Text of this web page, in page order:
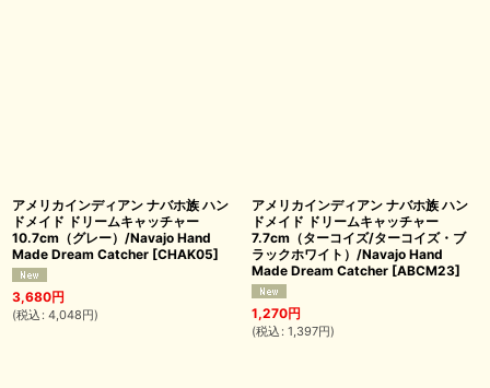
アメリカインディアン ナバホ族 ハン
ドメイド ドリームキャッチャー
10.7cm（グレー）/Navajo Hand
Made Dream Catcher [CHAK05]
3,680円
(税込 : 4,048円)
アメリカインディアン ナバホ族 ハン
ドメイド ドリームキャッチャー
7.7cm（ターコイズ/ターコイズ・ブ
ラックホワイト）/Navajo Hand
Made Dream Catcher [ABCM23]
1,270円
(税込 : 1,397円)